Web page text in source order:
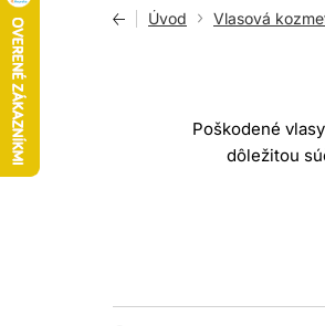
Úvod Vlasová
Poškodené
dôležitou
rozčesávanie